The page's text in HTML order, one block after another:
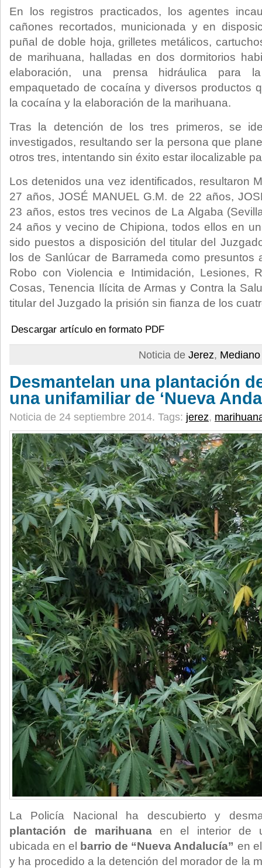
En los registros practicados, los agentes
cañones recortados, municionada y en
puñal de doble hoja, grilletes metálicos,
de marihuana, halladas en dos dormitorios
elaboración, una prensa hidráulica para
empaquetado de cocaína y diversos productos
la cocaína y la elaboración de la marihuana.
Tras la detención de los tres primeros, se
investigados, resultando ser la persona que
otros tres, intentando sin éxito estar ilocalizable
Los detenidos una vez identificados, resultaron
27 años, JOSÉ MANUEL G.M. de 22 años,
23 años, estos tres vecinos de La Algaba
24 años y vecino de Chipiona, todos ellos en
sido puestos a disposición del titular del
los de Sanlúcar de Barrameda como presuntos
Robo con Violencia e Intimidación, Lesiones,
Cosas, Tenencia Ilícita de Armas y Contra la
titular del Juzgado la prisión sin fianza de los
Descargar artículo en formato PDF
Noticia de Jerez,
Desmantelan una plantación
una unifamiliar de ‘Nueva
Noticia de 24 septiembre 2014. Tags: jerez,
La Policía Nacional ha descubierto y
plantación de marihuana en el interior de
ubicada en el
barrio de “Nueva Andalucía” en
y ha procedido a la detención del morador de la